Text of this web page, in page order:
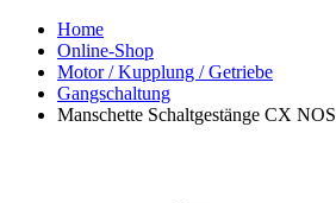
Home
Online-Shop
Motor / Kupplung / Getriebe
Gangschaltung
Manschette Schaltgestänge CX NOS